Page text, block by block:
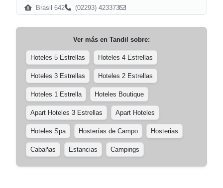
Brasil 642
(02293) 423373
Ver más en Tandil sobre:
Hoteles 5 Estrellas Hoteles 4 Estrellas
Hoteles 3 Estrellas Hoteles 2 Estrellas
Hoteles 1 Estrella Hoteles Boutique
Apart Hoteles 3 Estrellas Apart Hoteles
Hoteles Spa Hosterías de Campo Hosterias
Cabañas Estancias Campings